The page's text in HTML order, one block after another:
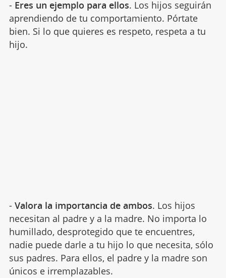
- Eres un ejemplo para ellos. Los hijos seguirán
aprendiendo de tu comportamiento. Pórtate
bien. Si lo que quieres es respeto, respeta a tu
hijo.
- Valora la importancia de ambos. Los hijos
necesitan al padre y a la madre. No importa lo
humillado, desprotegido que te encuentres,
nadie puede darle a tu hijo lo que necesita, sólo
sus padres. Para ellos, el padre y la madre son
únicos e irremplazables.